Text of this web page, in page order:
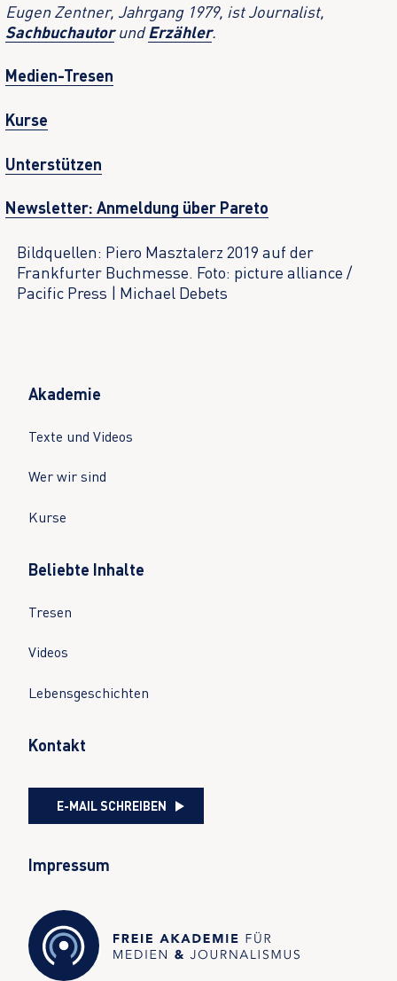
Eugen Zentner, Jahrgang 1979, ist Journalist,
SachbuchautorundErzähler.
Medien-Tresen
Kurse
Unterstützen
Newsletter: Anmeldung über Pareto
Bildquellen: Piero Masztalerz 2019 auf der
Frankfurter Buchmesse. Foto: picture alliance /
Pacific Press | Michael Debets
Akademie
Texte und Videos
Wer wir sind
Kurse
Beliebte Inhalte
Tresen
Videos
Lebensgeschichten
Kontakt
E-MAIL SCHREIBEN
Impressum